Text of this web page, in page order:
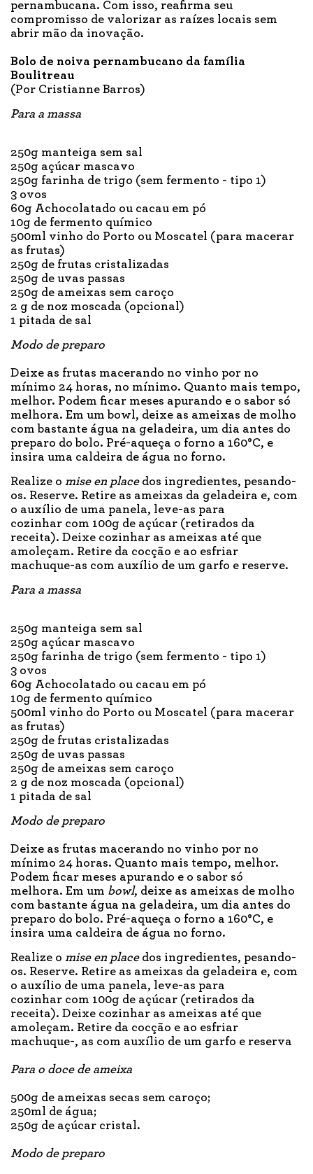
pernambucana. Com isso, reafirma seu
compromisso de valorizar as raízes locais sem
abrir mão da inovação.
Bolo de noiva pernambucano da família
Boulitreau
(Por Cristianne Barros)
Para a massa
250g manteiga sem sal
250g açúcar mascavo
250g farinha de trigo (sem fermento - tipo 1)
3 ovos
60g Achocolatado ou cacau em pó
10g de fermento químico
500ml vinho do Porto ou Moscatel (para macerar
as frutas)
250g de frutas cristalizadas
250g de uvas passas
250g de ameixas sem caroço
2 g de noz moscada (opcional)
1 pitada de sal
Modo de preparo
Deixe as frutas macerando no vinho por no
mínimo 24 horas, no mínimo. Quanto mais tempo,
melhor. Podem ficar meses apurando e o sabor só
melhora. Em um bowl, deixe as ameixas de molho
com bastante água na geladeira, um dia antes do
preparo do bolo. Pré-aqueça o forno a 160°C, e
insira uma caldeira de água no forno.
Realize o mise en place dos ingredientes, pesando-
os. Reserve. Retire as ameixas da geladeira e, com
o auxílio de uma panela, leve-as para
cozinhar com 100g de açúcar (retirados da
receita). Deixe cozinhar as ameixas até que
amoleçam. Retire da cocção e ao esfriar
machuque-as com auxílio de um garfo e reserve.
Para a massa
250g manteiga sem sal
250g açúcar mascavo
250g farinha de trigo (sem fermento - tipo 1)
3 ovos
60g Achocolatado ou cacau em pó
10g de fermento químico
500ml vinho do Porto ou Moscatel (para macerar
as frutas)
250g de frutas cristalizadas
250g de uvas passas
250g de ameixas sem caroço
2 g de noz moscada (opcional)
1 pitada de sal
Modo de preparo
Deixe as frutas macerando no vinho por no
mínimo 24 horas. Quanto mais tempo, melhor.
Podem ficar meses apurando e o sabor só
melhora. Em um bowl, deixe as ameixas de molho
com bastante água na geladeira, um dia antes do
preparo do bolo. Pré-aqueça o forno a 160°C, e
insira uma caldeira de água no forno.
Realize o mise en place dos ingredientes, pesando-
os. Reserve. Retire as ameixas da geladeira e, com
o auxílio de uma panela, leve-as para
cozinhar com 100g de açúcar (retirados da
receita). Deixe cozinhar as ameixas até que
amoleçam. Retire da cocção e ao esfriar
machuque-, as com auxílio de um garfo e reserva
Para o doce de ameixa
500g de ameixas secas sem caroço;
250ml de água;
250g de açúcar cristal.
Modo de preparo